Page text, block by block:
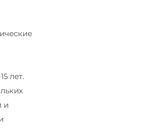
лет.
и